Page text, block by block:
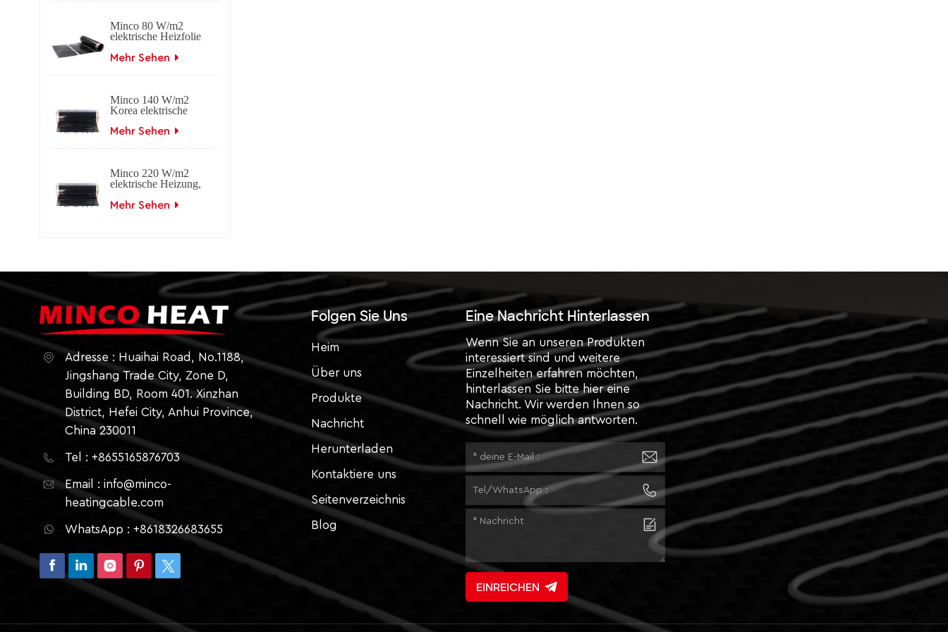
Minco 80 W/m2
elektrische Heizfolie
Kohlenstoff
Mehr Sehen
Minco 140 W/m2
Korea elektrische
Ferninfrarot-
Mehr Sehen
Minco 220 W/m2
elektrische Heizung,
Kohlenstofffolie
Mehr Sehen
Adresse : Huaihai Road, No.1188,
Jingshang Trade City, Zone D,
Building BD, Room 401. Xinzhan
District, Hefei City, Anhui Province,
China 230011
Tel : +8655165876703
Email : info@minco-
heatingcable.com
WhatsApp : +8618326683655
Folgen Sie Uns
Heim
Über uns
Produkte
Nachricht
Herunterladen
Kontaktiere uns
Seitenverzeichnis
Blog
Eine Nachricht Hinterlassen
Wenn Sie an unseren Produkten
interessiert sind und weitere
Einzelheiten erfahren möchten,
hinterlassen Sie bitte hier eine
Nachricht. Wir werden Ihnen so
schnell wie möglich antworten.
EINREICHEN